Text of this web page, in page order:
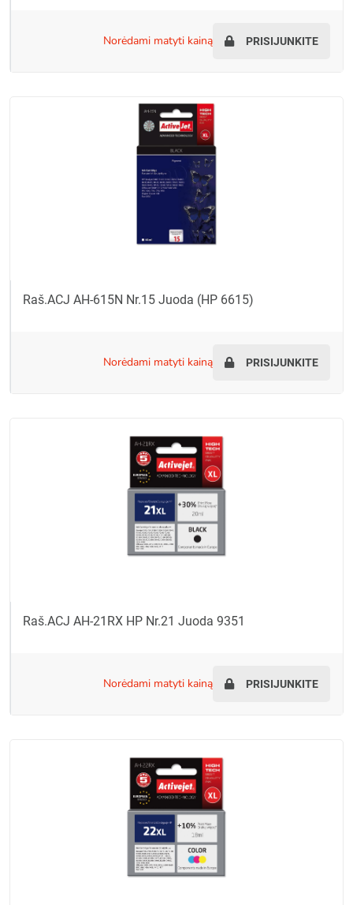
norėdami matyti kainą PRISIJUNKITE
Raš.ACJ AH-615N Nr.15 Juoda (HP 6615)
norėdami matyti kainą PRISIJUNKITE
Raš.ACJ AH-21RX HP Nr.21 Juoda 9351
norėdami matyti kainą PRISIJUNKITE